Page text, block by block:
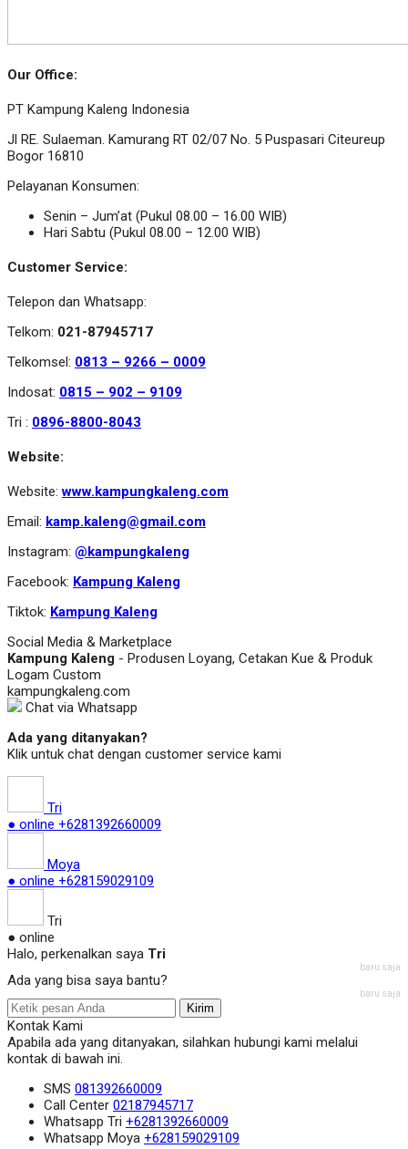
Our Office:
PT Kampung Kaleng Indonesia
Jl RE. Sulaeman. Kamurang RT 02/07 No. 5 Puspasari Citeureup
Bogor 16810
Pelayanan Konsumen:
Senin – Jum’at (Pukul 08.00 – 16.00 WIB)
Hari Sabtu (Pukul 08.00 – 12.00 WIB)
Customer Service:
Telepon dan Whatsapp:
Telkom: 021-87945717
Telkomsel: 0813 – 9266 – 0009
Indosat: 0815 – 902 – 9109
Tri : 0896-8800-8043
Website:
Website:www.kampungkaleng.com
Email: kamp.kaleng@gmail.com
Instagram: @kampungkaleng
Facebook: Kampung Kaleng
Tiktok: Kampung Kaleng
Social Media & Marketplace
Kampung Kaleng - Produsen Loyang, Cetakan Kue & Produk
Logam Custom
kampungkaleng.com
Chat via Whatsapp
Ada yang ditanyakan?
Klik untuk chat dengan customer service kami
Tri
● online +6281392660009
Moya
● online +628159029109
Tri
● online
Halo, perkenalkan saya Tri
baru saja
Ada yang bisa saya bantu?
baru saja
Kirim
Kontak Kami
Apabila ada yang ditanyakan, silahkan hubungi kami melalui
kontak di bawah ini.
SMS 081392660009
Call Center 02187945717
Whatsapp Tri +6281392660009
Whatsapp Moya +628159029109